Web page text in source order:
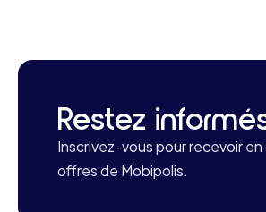
Restez
Inscrivez-vous pour recevoir
offres de Mobipolis.